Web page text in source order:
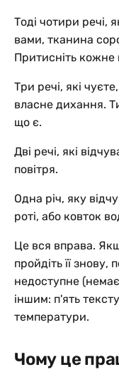
Тоді чотири речі,
вами, тканина
Притисніть кожне
Три речі, які
власне дихання.
що є.
Дві речі, які
повітря.
Одна річ, яку
роті, або ковток
Це вся вправа.
пройдіть її
недоступне
іншим: п'ять
температури.
Чому це